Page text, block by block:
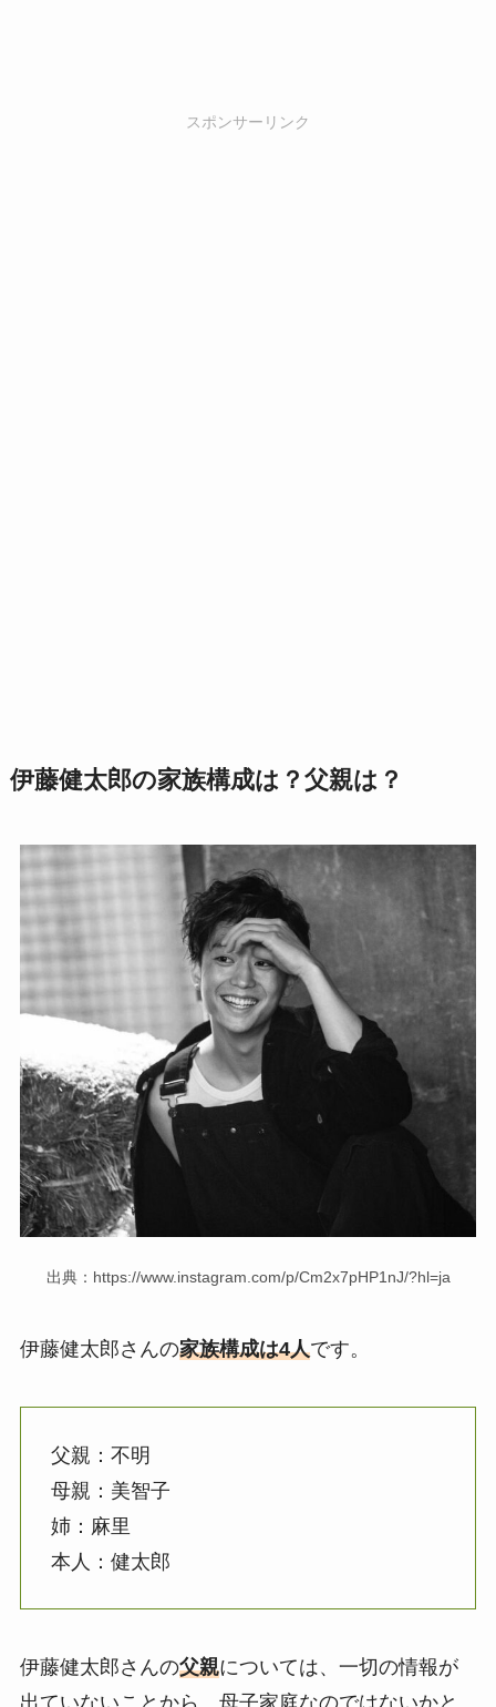
スポンサーリンク
伊藤健太郎の家族構成は？父親は？
出典：https://www.instagram.com/p/Cm2x7pHP1nJ/?hl=ja
伊藤健太郎さんの家族構成は4人です。
父親：不明
母親：美智子
姉：麻里
本人：健太郎
伊藤健太郎さんの父親については、一切の情報が